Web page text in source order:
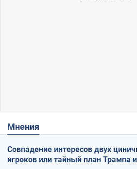
Мнения
Совпадение интересов двух
игроков или тайный план Трампа